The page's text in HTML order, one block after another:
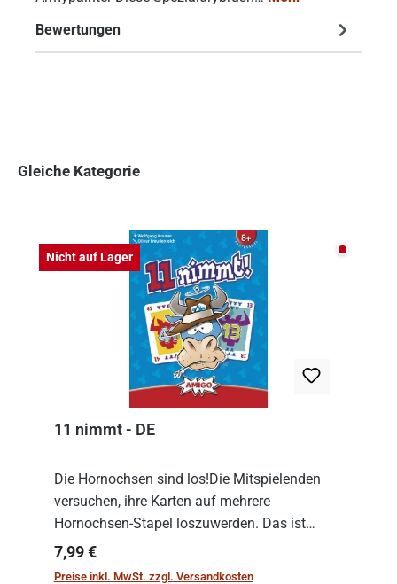
Bewertungen
Gleiche Kategorie
Nicht auf Lager Nicht
11 nimmt - DE
Die Hornochsen sind los!Die Mitspielenden
versuchen, ihre Karten auf mehrere
Hornochsen-Stapel loszuwerden. Das ist
kniffliger als gedacht, denn die Differenz
zwischen ausgespielter Karte und der
Regulärer Preis:
7,99 €
Preise inkl. MwSt. zzgl. Versandkosten